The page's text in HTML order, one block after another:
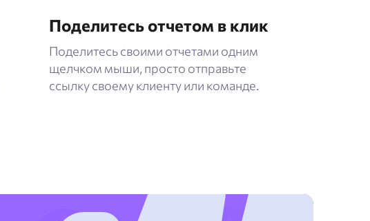
Поделитесь отчетом в клик
Поделитесь своими отчетами одним
щелчком мыши, просто отправьте
ссылку своему клиенту или команде.